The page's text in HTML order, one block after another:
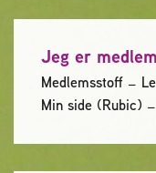
Lover og regler
Jeg er medlem
Medlemsstoff
Min side (Rubic)